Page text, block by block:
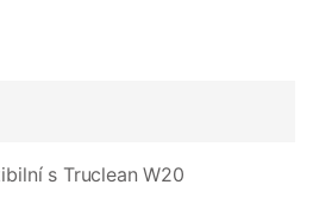
s Truclean W20